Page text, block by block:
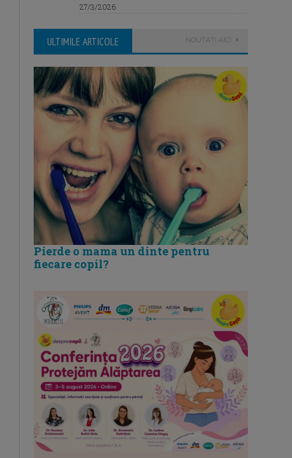
27/3/2026
ULTIMILE ARTICOLE NOUTATI AICI
Pierde o mama un dinte pentru
fiecare copil?